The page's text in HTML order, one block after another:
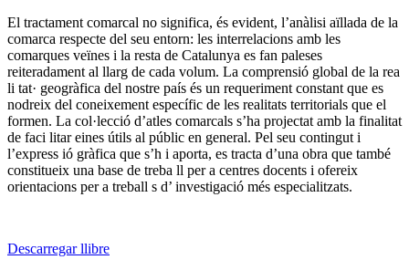
El tractament comarcal no significa, és evident, l’anàlisi aïllada de la
comarca respecte del seu entorn: les interrelacions amb les
comarques veïnes i la resta de Catalunya es fan paleses
reiteradament al llarg de cada volum. La comprensió global de la rea
li tat· geogràfica del nostre país és un requeriment constant que es
nodreix del coneixement específic de les realitats territorials que el
formen. La col·lecció d’atles comarcals s’ha projectat amb la finalitat
de faci litar eines útils al públic en general. Pel seu contingut i
l’express ió gràfica que s’h i aporta, es tracta d’una obra que també
constitueix una base de treba ll per a centres docents i ofereix
orientacions per a treball s d’ investigació més especialitzats.
Descarregar llibre